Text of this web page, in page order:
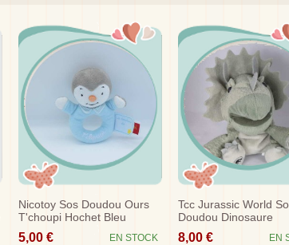
Nicotoy Sos Doudou Ours
T'choupi Hochet Bleu
5,00 € EN STOCK
Tcc Jurassic World
Doudou Dinosaure
Marionnette Gris
8,00 € EN